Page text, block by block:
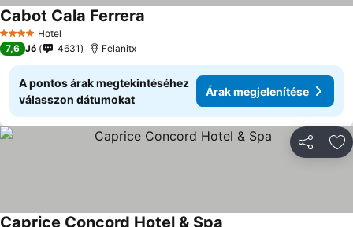
4 KategóriaHotel
Cabot Cala Ferrera
7,6 Jó 4631 Felanitx
A pontos árak megtekintéséhez
válasszon dátumokat
Árak megjelenítése
Caprice Concord Hotel & Spa